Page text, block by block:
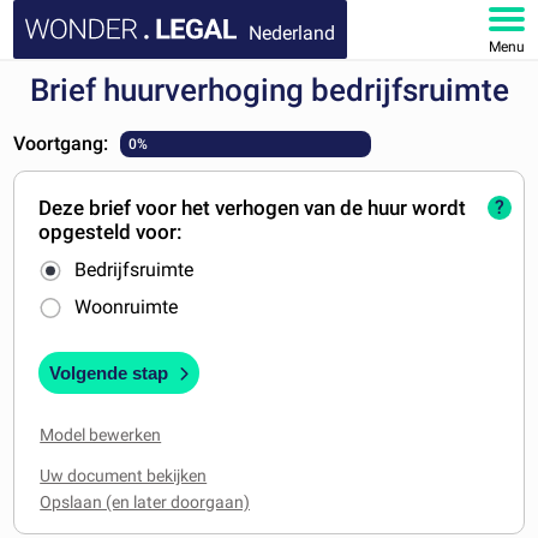
Nederland
Menu
HOME
DOCUMENTEN
FAQ
MIJN ACCOUNT
Brief huurverhoging bedrijfsruimte
Voortgang: 0%
Deze brief voor het verhogen van de huur wordt
opgesteld voor:
Bedrijfsruimte
Woonruimte
?
Volgende stap
Model bewerken
Uw document bekijken